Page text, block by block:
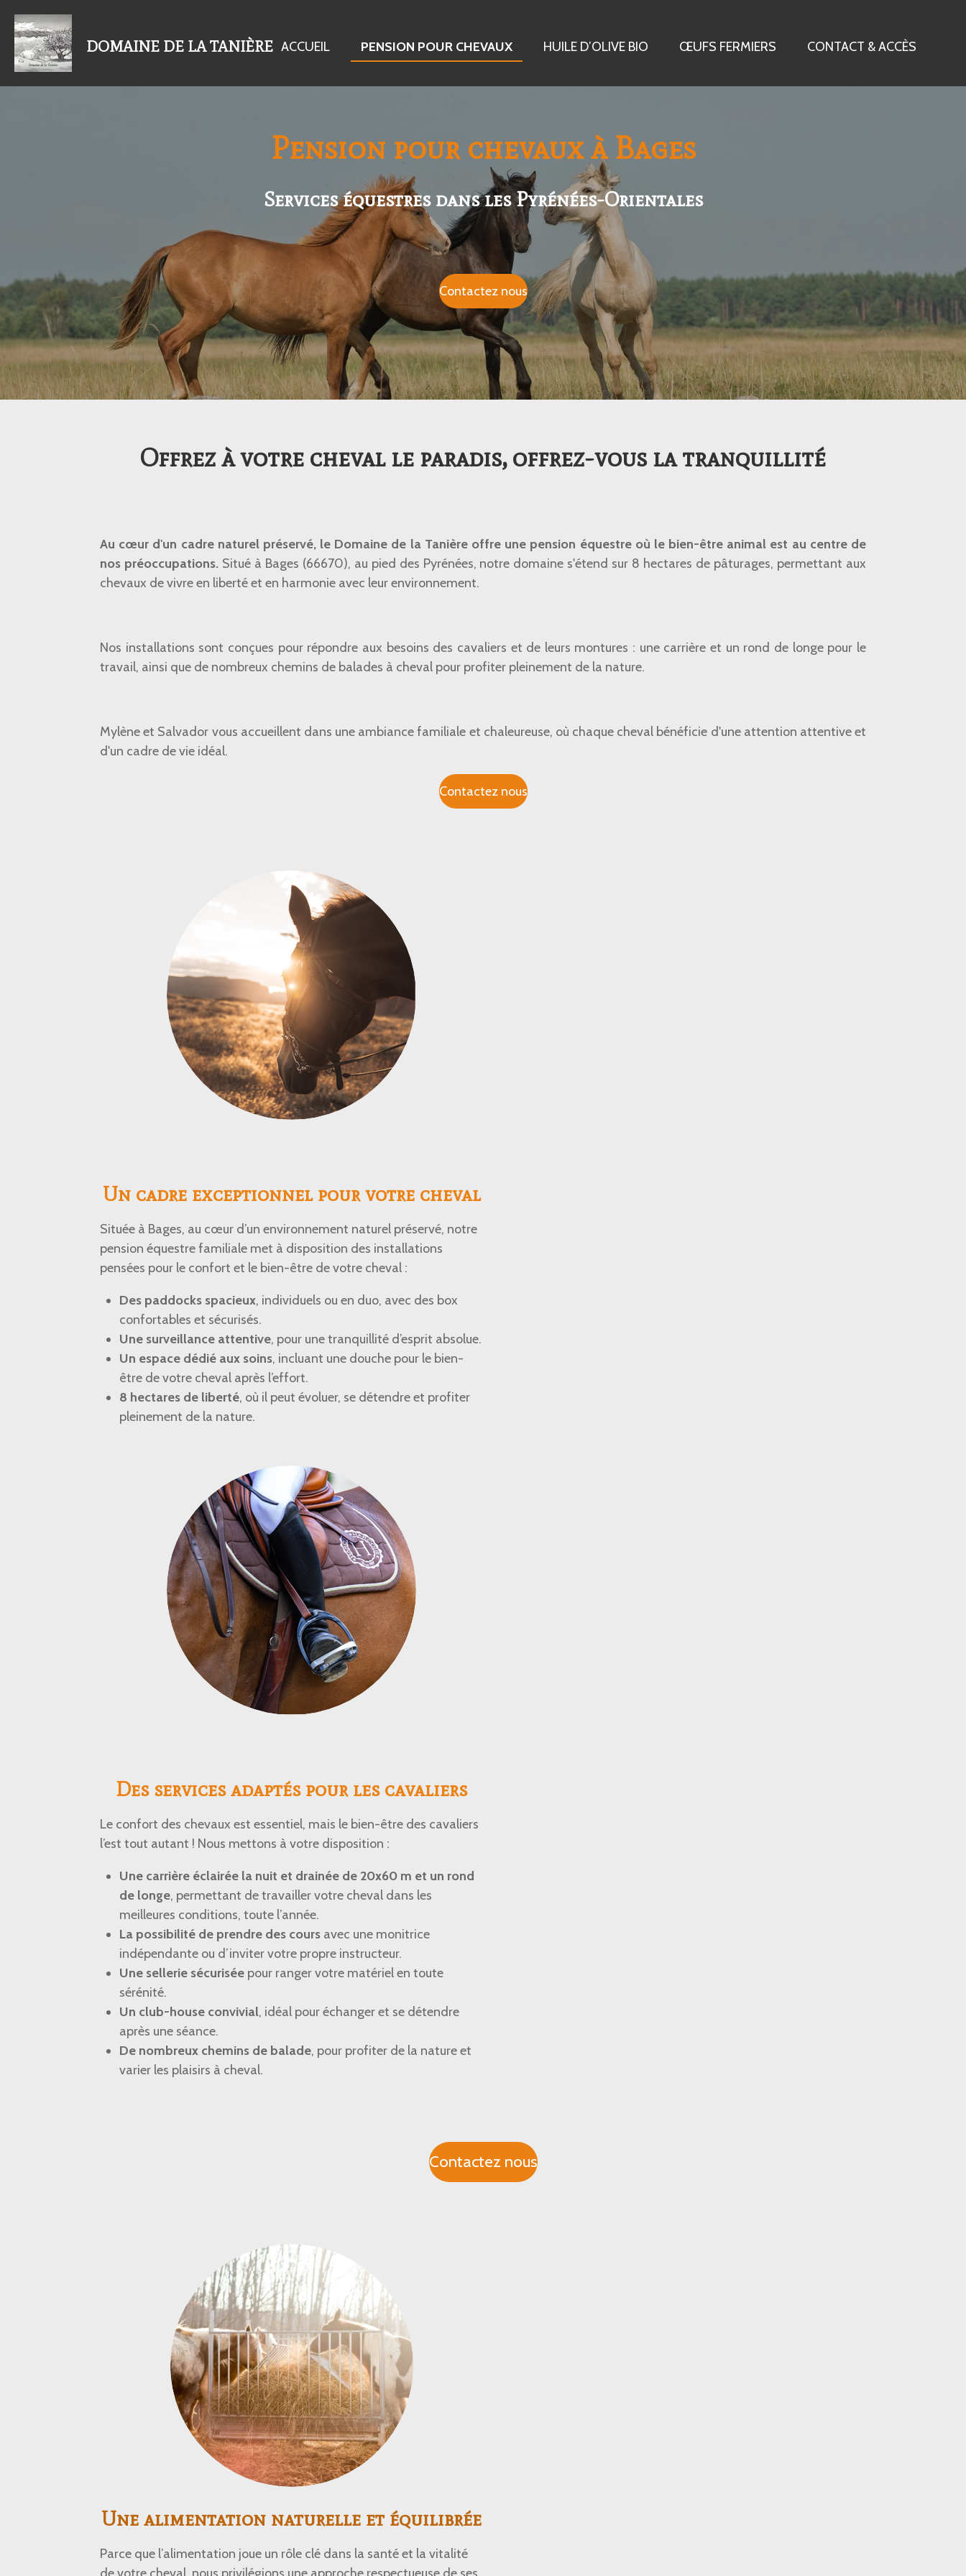
Passer
au
contenu
principal
DOMAINE DE LA TANIÈRE ACCUEIL PENSION POUR CHEVAUX HUILE D’OLIVE BIO ŒUFS FERMIERS CONTACT & ACCÈS
Pension pour chevaux à Bages
Services équestres dans les Pyrénées-Orientales
Contactez nous
Offrez à votre cheval le paradis, offrez-vous la tranquillité
Au cœur d'un cadre naturel préservé, le Domaine de la Tanière offre une pension équestre où le bien-être animal est au centre de
nos préoccupations.Situé à Bages (66670), au pied des Pyrénées, notre domaine s'étend sur 8 hectares de pâturages, permettant aux
chevaux de vivre en liberté et en harmonie avec leur environnement.
Nos installations sont conçues pour répondre aux besoins des cavaliers et de leurs montures : une carrière et un rond de longe pour le
travail, ainsi que de nombreux chemins de balades à cheval pour profiter pleinement de la nature.
Mylène et Salvador vous accueillent dans une ambiance familiale et chaleureuse, où chaque cheval bénéficie d'une attention attentive et
d'un cadre de vie idéal.
Contactez nous
Un cadre exceptionnel pour votre cheval
Située à Bages, au cœur d’un environnement naturel préservé, notre
pension équestre familiale met à disposition des installations
pensées pour le confort et le bien-être de votre cheval :
Des paddocks spacieux, individuels ou en duo, avec des box
confortables et sécurisés.
Une surveillance attentive, pour une tranquillité d’esprit absolue.
Un espace dédié aux soins, incluant une douche pour le bien-
être de votre cheval après l’effort.
8 hectares de liberté, où il peut évoluer, se détendre et profiter
pleinement de la nature.
Des services adaptés pour les cavaliers
Le confort des chevaux est essentiel, mais le bien-être des cavaliers
l’est tout autant ! Nous mettons à votre disposition :
Une carrière éclairée la nuit et drainée de 20x60 m et un rond
de longe, permettant de travailler votre cheval dans les
meilleures conditions, toute l’année.
La possibilité de prendre des cours avec une monitrice
indépendante ou d’inviter votre propre instructeur.
Une sellerie sécurisée pour ranger votre matériel en toute
sérénité.
Un club-house convivial, idéal pour échanger et se détendre
après une séance.
De nombreux chemins de balade, pour profiter de la nature et
varier les plaisirs à cheval.
Contactez nous
Une alimentation naturelle et équilibrée
Parce que l’alimentation joue un rôle clé dans la santé et la vitalité